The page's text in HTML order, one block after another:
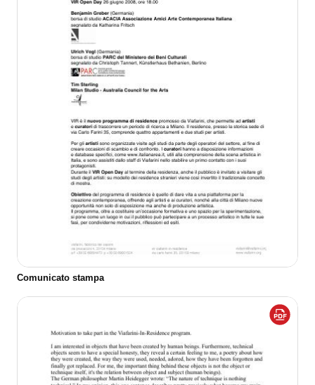
Comunicato stampa